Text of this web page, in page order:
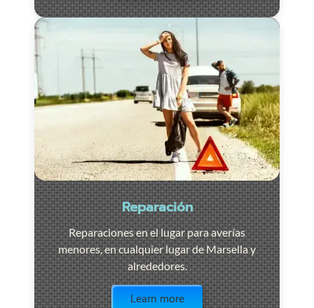
Reparación
Reparaciones en el lugar para averías
menores, en cualquier lugar de Marsella y
alrededores.
Learn more